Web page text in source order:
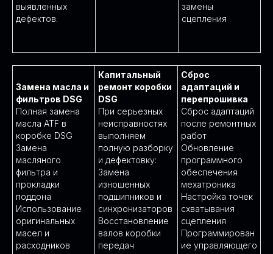
выявленных
дефектов.
замены
сцепления
Замена масла и
фильтров DSG
Полная замена
масла ATF в
коробке DSG
Замена
масляного
фильтра и
прокладки
поддона
Использование
оригинальных
масел и
расходников
Капитальный
ремонт коробки
DSG
При серьезных
неисправностях
выполняем
полную разборку
и дефектовку:
Замена
изношенных
подшипников и
синхронизаторов
Восстановление
валов коробки
передач
Сброс
адаптаций и
перепрошивка
Сброс адаптаций
после ремонтных
работ
Обновление
программного
обеспечения
мехатроника
Настройка точек
схватывания
сцепления
Программирован
ие управляющего